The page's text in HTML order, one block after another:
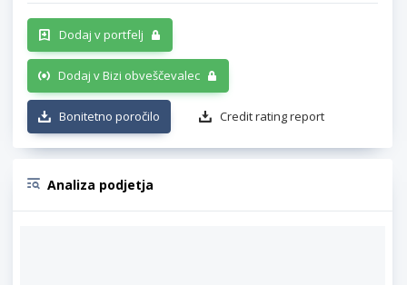
Dodaj v portfelj
Dodaj v Bizi obveščevalec
Bonitetno poročilo Credit rating report
Analiza podjetja